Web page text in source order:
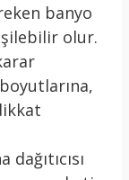
banyo
olur.